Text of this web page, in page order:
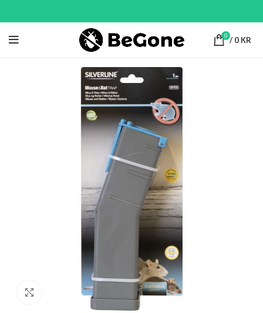
0 / 0 KR
Click to enlarge